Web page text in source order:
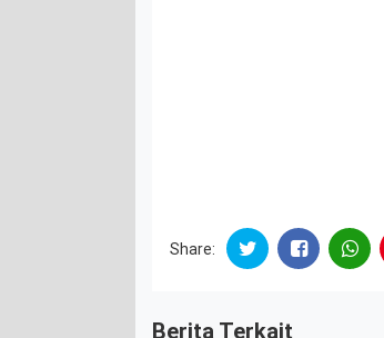
Share:
Berita Terkait